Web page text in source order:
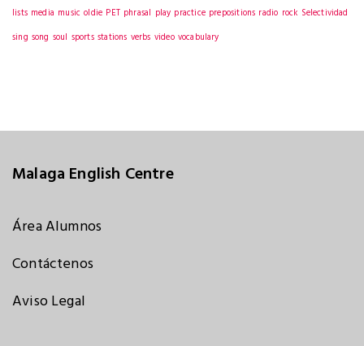
lists media music oldie PET phrasal play practice prepositions radio rock Selectividad
sing song soul sports stations verbs video vocabulary
Malaga English Centre
Área Alumnos
Contáctenos
Aviso Legal